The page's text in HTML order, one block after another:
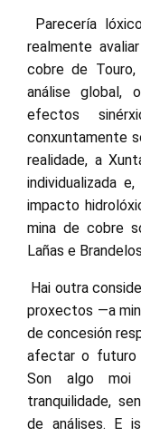
Parecería
realmente
cobre de
análise global,
efectos
conxuntamente
realidade, a
individualizada
impacto
mina de cobre
Lañas e
Hai outra
proxectos —a
de concesión
afectar o futuro
Son algo moi
tranquilidade,
de análises. E